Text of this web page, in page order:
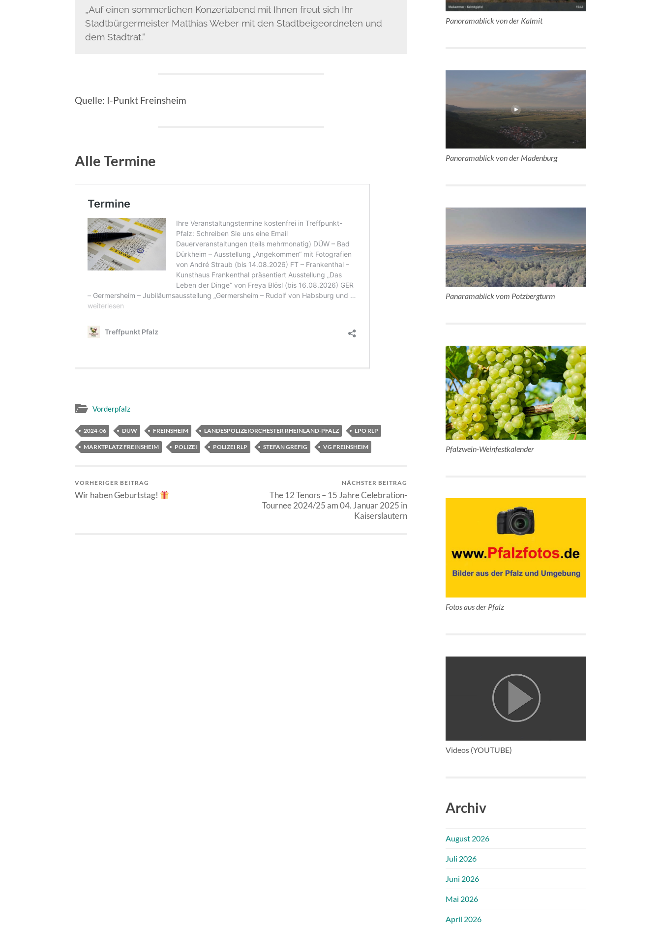
„Auf einen sommerlichen Konzertabend mit Ihnen freut sich Ihr
Stadtbürgermeister Matthias Weber mit den Stadtbeigeordneten und
dem Stadtrat.“
Quelle: I-Punkt Freinsheim
Alle Termine
Vorderpfalz
2024-06 DÜW FREINSHEIM LANDESPOLIZEIORCHESTER RHEINLAND-PFALZ LPO RLP
MARKTPLATZ FREINSHEIM POLIZEI POLIZEI RLP STEFAN GREFIG VG FREINSHEIM
VORHERIGER BEITRAG
Wir haben Geburtstag!
NÄCHSTER BEITRAG
The 12 Tenors – 15 Jahre Celebration-
Tournee 2024/25 am 04. Januar 2025 in
Kaiserslautern
Panoramablick von der Kalmit
Panoramablick von der Madenburg
Panaramablick vom Potzbergturm
Pfalzwein-Weinfestkalender
Fotos aus der Pfalz
Videos (YOUTUBE)
Archiv
August 2026
Juli 2026
Juni 2026
Mai 2026
April 2026